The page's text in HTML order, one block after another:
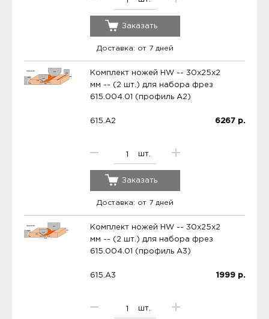
Заказать
Доставка: от 7 дней
Комплект ножей HW -- 30x25x2
мм -- (2 шт.) для набора фрез
615.004.01 (профиль A2)
615.A2
шт.
6267 р.
Заказать
Доставка: от 7 дней
Комплект ножей HW -- 30x25x2
мм -- (2 шт.) для набора фрез
615.004.01 (профиль A3)
615.A3
шт.
1999 р.